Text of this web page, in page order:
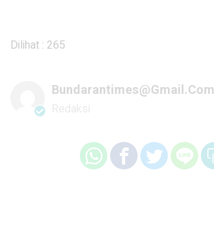
Dilihat : 265
Bundarantimes@gmail.com